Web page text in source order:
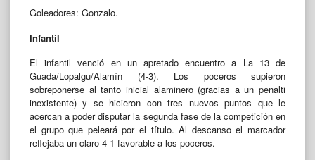
Goleadores: Gonzalo.
Infantil
El infantil venció en un apretado encuentro a La 13 de
Guada/Lopalgu/Alamín (4-3). Los poceros supieron
sobreponerse al tanto inicial alaminero (gracias a un penalti
inexistente) y se hicieron con tres nuevos puntos que le
acercan a poder disputar la segunda fase de la competición en
el grupo que peleará por el título. Al descanso el marcador
reflejaba un claro 4-1 favorable a los poceros.